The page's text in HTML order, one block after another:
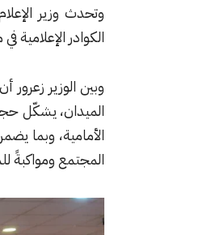
​وتحدث وزير
الكوادر
وبين الوزير زعرور
الميدان، يشكّل
الأمامية، وبما
المجتمع ومواكبةً